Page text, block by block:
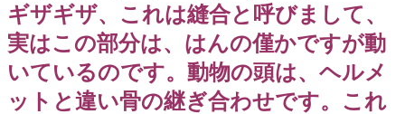
ギザギザ、これは縫合と呼びまして、
実はこの部分は、はんの僅かですが動
いているのです。動物の頭は、ヘルメ
ットと違い骨の継ぎ合わせです。これ